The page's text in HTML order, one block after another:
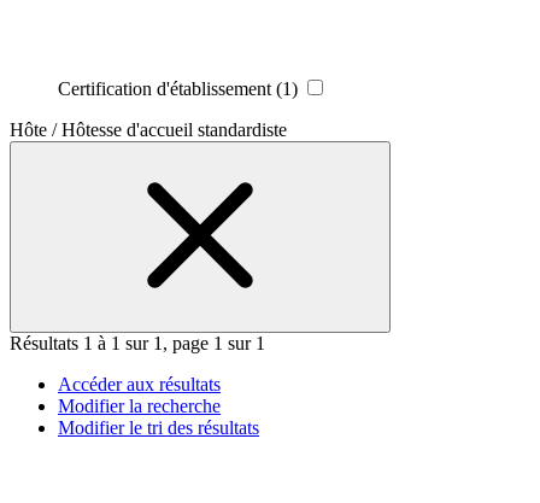
Certification d'établissement (1)
Hôte / Hôtesse d'accueil standardiste
Résultats 1 à 1 sur 1, page 1 sur 1
Accéder aux résultats
Modifier la recherche
Modifier le tri des résultats